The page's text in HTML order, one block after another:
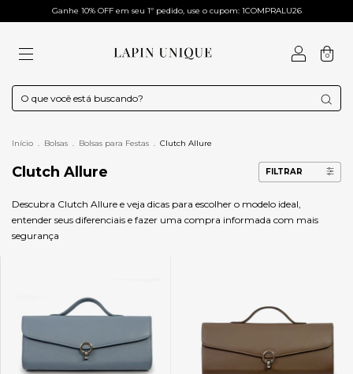
Ganhe 10% OFF em seu 1º pedido, use o cupom: 1COMPRALU26
0
Início . Bolsas . Bolsas para Festas . Clutch Allure
Clutch Allure FILTRAR
Descubra Clutch Allure e veja dicas para escolher o modelo ideal,
entender seus diferenciais e fazer uma compra informada com mais
segurança